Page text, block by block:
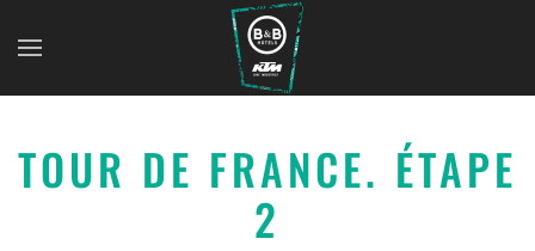
TOUR DE FRANCE. ÉTAPE
2